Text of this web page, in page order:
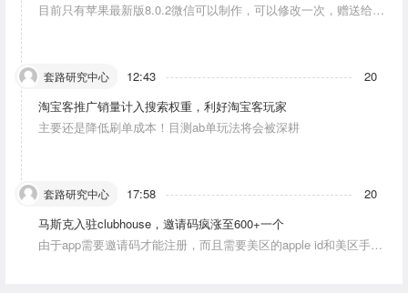
目前只有苹果最新版8.0.2微信可以制作，可以修改一次，赠送给10
套路研究中心 12:43
20
淘宝客推广销量计入搜索权重，利好淘宝客玩家
主要还是降低刷单成本！目测ab单玩法将会被深耕
套路研究中心 17:58
20
马斯克入驻clubhouse，邀请码疯涨至600+一个
由于app需要邀请码才能注册，而且需要美区的apple id和美区手机